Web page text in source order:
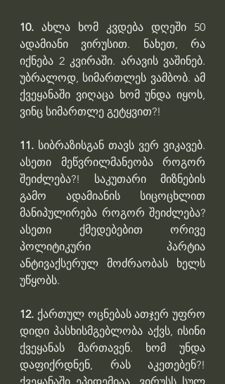
10. ახლა ხომ კვდება დღეში 50
ადამიანი ვირუსით. ნახეთ, რა
იქნება 2 კვირაში. არავის ვაშინებ.
უბრალოდ, სიმართლეს ვამბობ. ამ
ქვეყანაში ვიღაცა ხომ უნდა იყოს,
ვინც სიმართლე გეტყვით?!
11. სიბრაზისგან თავს ვერ ვიკავებ.
ასეთი მეწვრილმანეობა როგორ
შეიძლება?! საკუთარი მიზნების
გამო ადამიანის სიცოცხლით
მანიპულირება როგორ შეიძლება?
ასეთი ქმედებებით ორივე
პოლიტიკური პარტია
ანტივაქსერულ მოძრაობას ხელს
უწყობს.
12. ქართულ ოცნებას ათჯერ უფრო
დიდი პასხისმგებლობა აქვს, ისინი
ქვეყანას მართავენ. ხომ უნდა
დაფიქრდნენ, რას აკეთებენ?!